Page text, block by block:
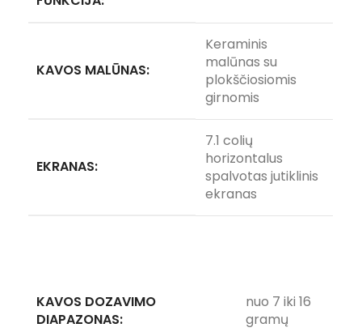
KAVOS MALŪNAS:
Keraminis
malūnas su
plokščiosiomis
girnomis
EKRANAS:
7.1 colių
horizontalus
spalvotas jutiklinis
ekranas
KAVOS DOZAVIMO
DIAPAZONAS:
nuo 7 iki 16
gramų